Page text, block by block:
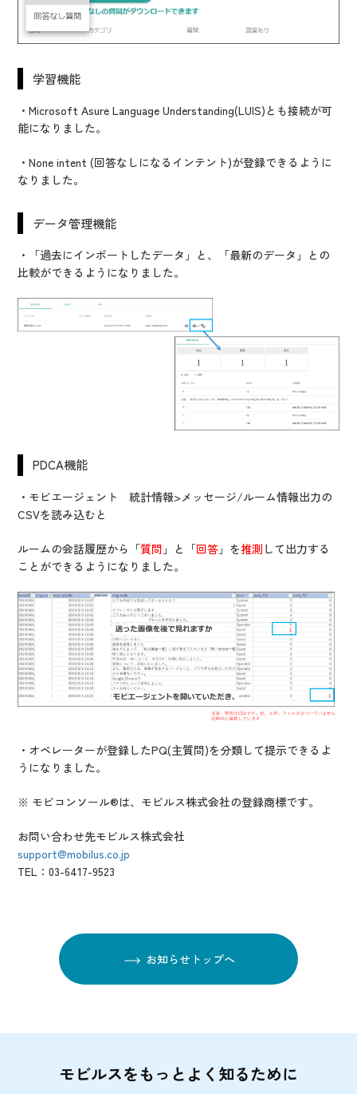
学習機能
・Microsoft Asure Language Understanding(LUIS)とも接続が可
能になりました。
・None intent (回答なしになるインテント)が登録できるように
なりました。
データ管理機能
・「過去にインポートしたデータ」と、「最新のデータ」との
比較ができるようになりました。
PDCA機能
・モビエージェント 統計情報>メッセージ/ルーム情報出力の
CSVを読み込むと
ルームの会話履歴から「質問 」と「回答 」を推測 して出力する
ことができるようになりました。
・オペレーターが登録したPQ(主質問)を分類して提示できるよ
うになりました。
※ モビコンソール®は、モビルス株式会社の登録商標です。
お問い合わせ先モビルス株式会社
support@mobilus.co.jp
TEL：03-6417-9523
お知らせトップへ
モビルスをもっとよく知るために